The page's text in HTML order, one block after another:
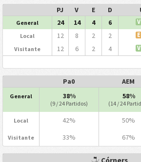
PJ V E D
General 24 14 4 6 V
Local 12 8 2 2 E
Visitante 12 6 2 4 V
Pa0 AEM
General 38%
(9 / 24 Partidos)
58%
(14 / 24
Local 42% 50%
Visitante 33% 67%